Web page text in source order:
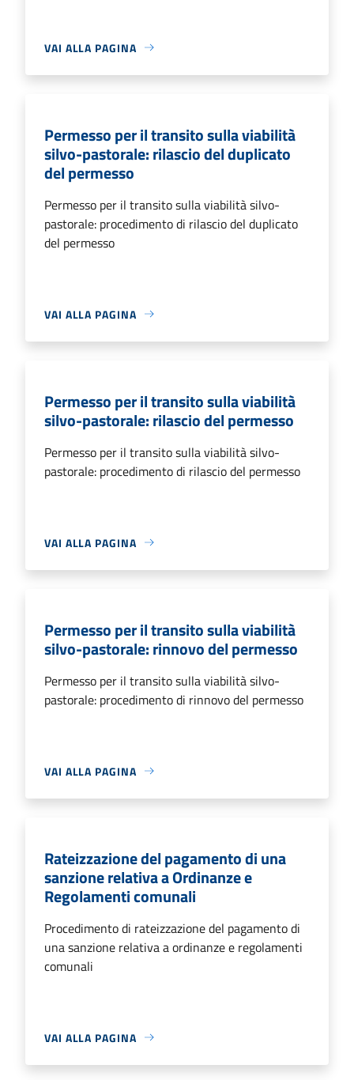
VAI ALLA PAGINA
Permesso per il transito sulla viabilità
silvo-pastorale: rilascio del duplicato
del permesso
Permesso per il transito sulla viabilità silvo-
pastorale: procedimento di rilascio del duplicato
del permesso
VAI ALLA PAGINA
Permesso per il transito sulla viabilità
silvo-pastorale: rilascio del permesso
Permesso per il transito sulla viabilità silvo-
pastorale: procedimento di rilascio del permesso
VAI ALLA PAGINA
Permesso per il transito sulla viabilità
silvo-pastorale: rinnovo del permesso
Permesso per il transito sulla viabilità silvo-
pastorale: procedimento di rinnovo del permesso
VAI ALLA PAGINA
Rateizzazione del pagamento di una
sanzione relativa a Ordinanze e
Regolamenti comunali
Procedimento di rateizzazione del pagamento di
una sanzione relativa a ordinanze e regolamenti
comunali
VAI ALLA PAGINA